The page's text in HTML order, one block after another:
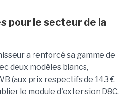
pour le secteur de la
a renforcé sa gamme de
deux modèles blancs,
(aux prix respectifs de 143 €
le module d'extension D8C.